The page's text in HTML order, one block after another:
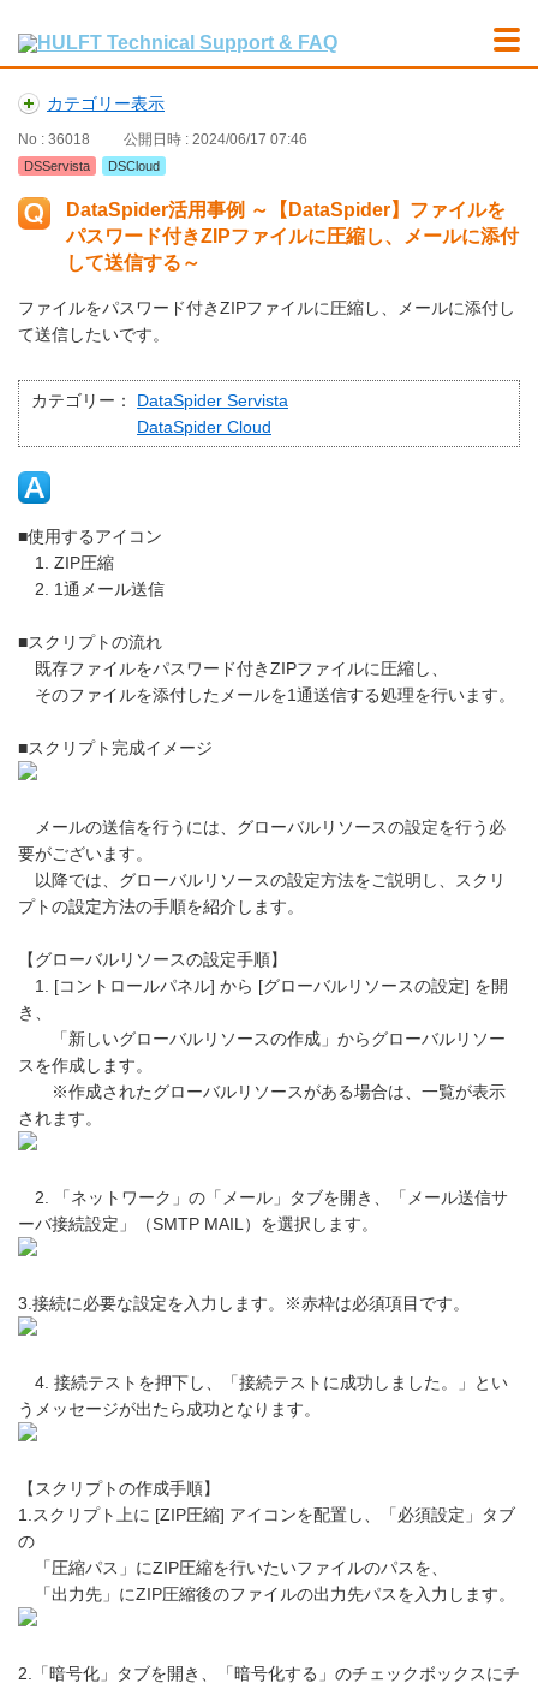
カテゴリー表示
No : 36018 公開日時 : 2024/06/17 07:46
DSServista DSCloud
DataSpider活用事例 ～【DataSpider】ファイルを
パスワード付きZIPファイルに圧縮し、メールに添付
して送信する～
ファイルをパスワード付きZIPファイルに圧縮し、メールに添付し
て送信したいです。
カテゴリー：
DataSpider Servista
DataSpider Cloud
■使用するアイコン
1. ZIP圧縮
2. 1通メール送信
■スクリプトの流れ
既存ファイルをパスワード付きZIPファイルに圧縮し、
そのファイルを添付したメールを1通送信する処理を行います。
■スクリプト完成イメージ
メールの送信を行うには、グローバルリソースの設定を行う必
要がございます。
以降では、グローバルリソースの設定方法をご説明し、スクリ
プトの設定方法の手順を紹介します。
【グローバルリソースの設定手順】
1. [コントロールパネル] から [グローバルリソースの設定] を開
き、
「新しいグローバルリソースの作成」からグローバルリソー
スを作成します。
※作成されたグローバルリソースがある場合は、一覧が表示
されます。
2. 「ネットワーク」の「メール」タブを開き、「メール送信サ
ーバ接続設定」（SMTP MAIL）を選択します。
3.接続に必要な設定を入力します。※赤枠は必須項目です。
4. 接続テストを押下し、「接続テストに成功しました。」とい
うメッセージが出たら成功となります。
【スクリプトの作成手順】
1.スクリプト上に [ZIP圧縮] アイコンを配置し、「必須設定」タブ
の
「圧縮パス」にZIP圧縮を行いたいファイルのパスを、
「出力先」にZIP圧縮後のファイルの出力先パスを入力します。
2.「暗号化」タブを開き、「暗号化する」のチェックボックスにチ